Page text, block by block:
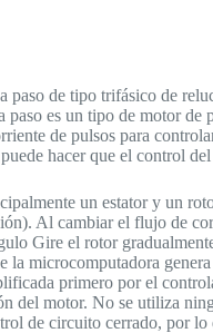
paso de tipo trifásico de
es un tipo de motor de
de pulsos para
hacer que el control
un estator y un
Al cambiar el flujo de
Gire el rotor
la microcomputadora
primero por el
del motor. No se utiliza
de circuito cerrado, por lo